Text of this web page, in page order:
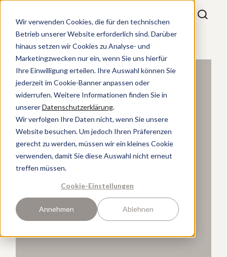
Wir verwenden Cookies, die für den technischen
Betrieb unserer Website erforderlich sind. Darüber
hinaus setzen wir Cookies zu Analyse- und
Marketingzwecken nur ein, wenn Sie uns hierfür
Ihre Einwilligung erteilen. Ihre Auswahl können Sie
jederzeit im Cookie-Banner anpassen oder
widerrufen. Weitere Informationen finden Sie in
unsererDatenschutzerklärung.
Wir verfolgen Ihre Daten nicht, wenn Sie unsere
Website besuchen. Um jedoch Ihren Präferenzen
gerecht zu werden, müssen wir ein kleines Cookie
verwenden, damit Sie diese Auswahl nicht erneut
treffen müssen.
Cookie-Einstellungen
Annehmen Ablehnen